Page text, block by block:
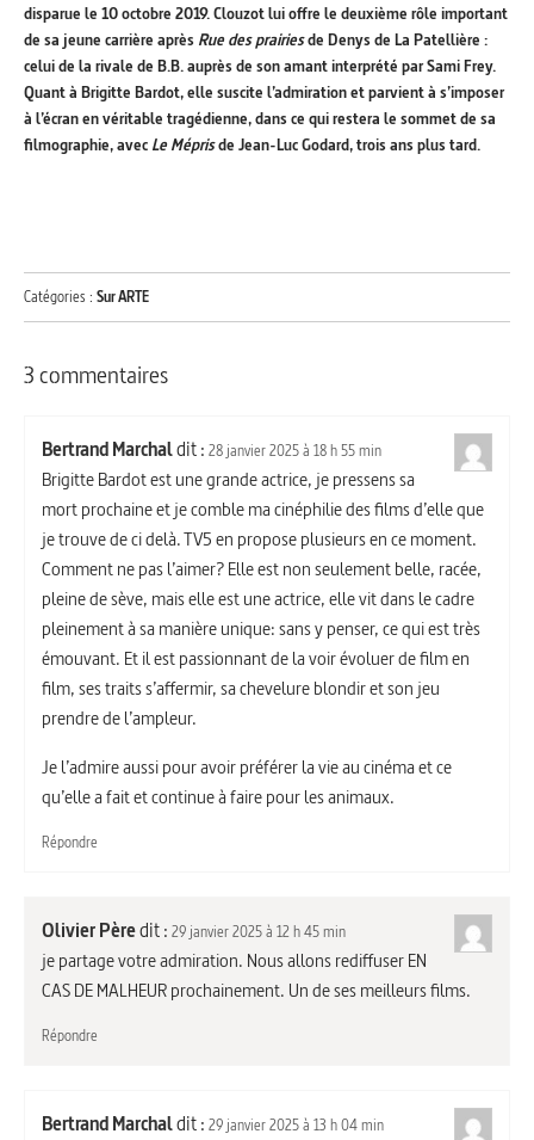
disparue le 10 octobre 2019. Clouzot lui offre le deuxième rôle important
de sa jeune carrière après Rue des prairiesde Denys de La Patellière :
celui de la rivale de B.B. auprès de son amant interprété par Sami Frey.
Quant à Brigitte Bardot, elle suscite l’admiration et parvient à s’imposer
à l’écran en véritable tragédienne, dans ce qui restera le sommet de sa
filmographie, avec Le Méprisde Jean-Luc Godard, trois ans plus tard.
Catégories : Sur ARTE
3 commentaires
Bertrand Marchaldit : 28 janvier 2025 à 18 h 55 min
Brigitte Bardot est une grande actrice, je pressens sa
mort prochaine et je comble ma cinéphilie des films d’elle que
je trouve de ci delà. TV5 en propose plusieurs en ce moment.
Comment ne pas l’aimer? Elle est non seulement belle, racée,
pleine de sève, mais elle est une actrice, elle vit dans le cadre
pleinement à sa manière unique: sans y penser, ce qui est très
émouvant. Et il est passionnant de la voir évoluer de film en
film, ses traits s’affermir, sa chevelure blondir et son jeu
prendre de l’ampleur.
Je l’admire aussi pour avoir préférer la vie au cinéma et ce
qu’elle a fait et continue à faire pour les animaux.
Répondre
Olivier Pèredit : 29 janvier 2025 à 12 h 45 min
je partage votre admiration. Nous allons rediffuser EN
CAS DE MALHEUR prochainement. Un de ses meilleurs films.
Répondre
Bertrand Marchaldit : 29 janvier 2025 à 13 h 04 min